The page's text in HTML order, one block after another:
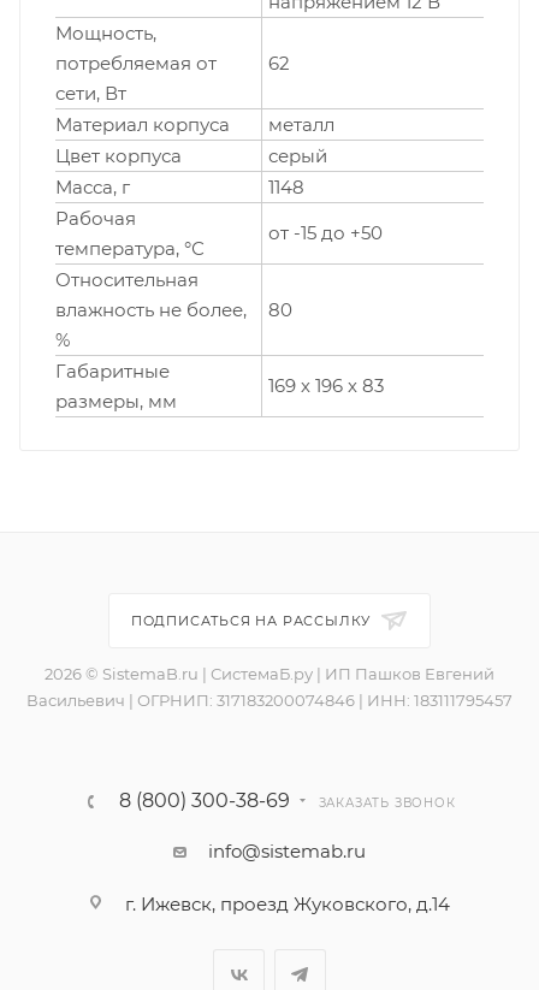
Мощность,
потребляемая от
сети, Вт
62
Материал корпуса
металл
Цвет корпуса
серый
Масса, г
1148
Рабочая
температура, °С
от -15 до +50
Относительная
влажность не более,
%
80
Габаритные
размеры, мм
169 х 196 х 83
ПОДПИСАТЬСЯ НА РАССЫЛКУ
2026 © SistemaB.ru | СистемаБ.ру | ИП Пашков Евгений
Васильевич | ОГРНИП: 317183200074846 | ИНН: 183111795457
8 (800) 300-38-69 ЗАКАЗАТЬ ЗВОНОК
info@sistemab.ru
г. Ижевск, проезд Жуковского, д.14